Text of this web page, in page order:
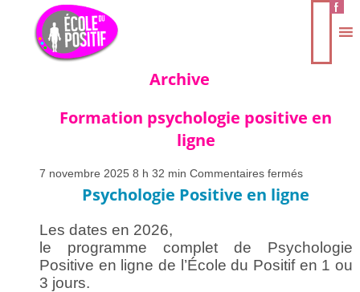
Archive
Formation psychologie positive en
ligne
7 novembre 2025 8 h 32 min Commentaires ferméssur
Psychologie Positive en ligne
Les dates en 2026,
le programme complet de Psychologie
Positive en ligne de l’École du Positif en 1 ou
3 jours.